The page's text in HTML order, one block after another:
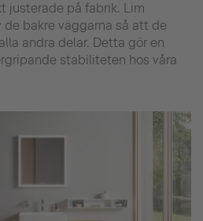
justerade på fabrik. Lim
de bakre väggarna så att de
andra delar. Detta gör en
stabiliteten hos våra